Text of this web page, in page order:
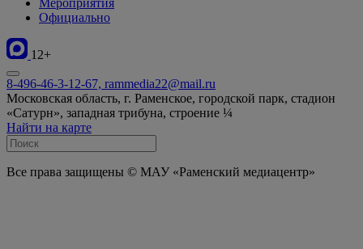
Официально
12+
8-496-46-3-12-67, rammedia22@mail.ru
Московская область, г. Раменское, городской парк, стадион
«Сатурн», западная трибуна, строение ¼
Найти на карте
Все права защищены © МАУ «Раменский медиацентр»